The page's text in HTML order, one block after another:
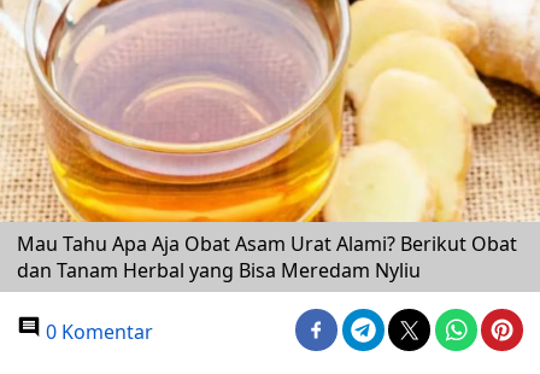
Mau Tahu Apa Aja Obat Asam Urat Alami? Berikut Obat
dan Tanam Herbal yang Bisa Meredam Nyliu
0 Komentar